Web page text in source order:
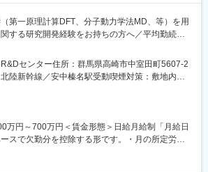
（第一原理計算DFT、分子動力学法MD、等）を用
する研究開発経験をお持ちの方へ／平均勤続年
使ったセラミックス材料のメカニズム解明、材料
します。
）、分子動力学法（MD）、機械学習、などの
センター住所：群馬県高崎市中室田町5607-2
陸新幹線／安中榛名駅受動喫煙対策：敷地内全
囲：会社の定める事業所（リモートワーク含む）
万円～700万円＜賃金形態＞日給月給制「月給日
スで欠勤分を控除する形です。・月の所定労働